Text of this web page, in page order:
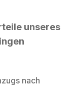
unseres
nach